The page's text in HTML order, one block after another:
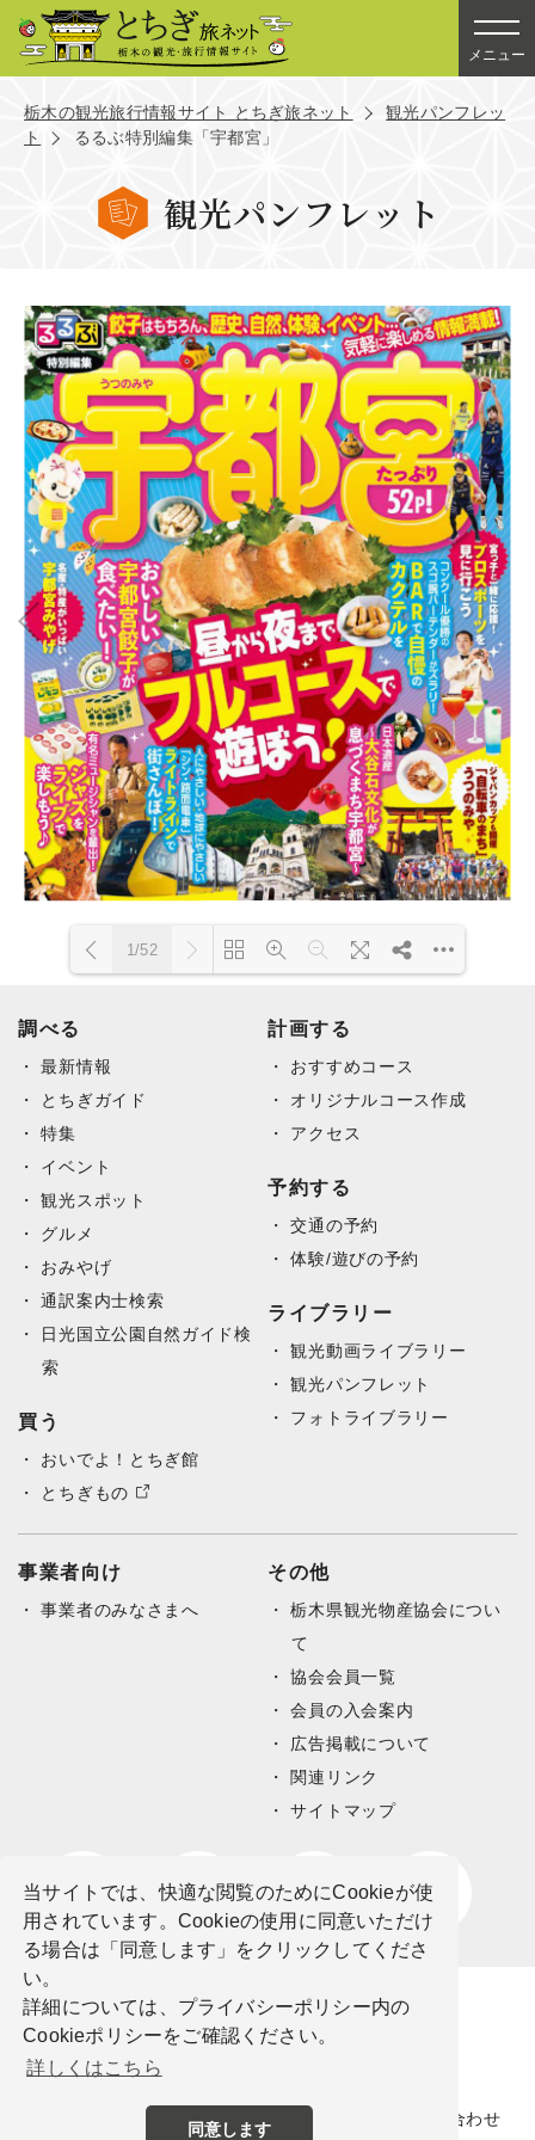
当サイトでは、快適な閲覧のためにCookieが使
用されています。Cookieの使用に同意いただけ
る場合は「同意します」をクリックしてくださ
い。
詳細については、プライバシーポリシー内の
Cookieポリシーをご確認ください。
詳しくはこちら
同意します
メニュー
栃木の観光旅行情報サイト とちぎ旅ネット
観光パンフレッ
ト
るるぶ特別編集「宇都宮」
観光パンフレット
Please wait while flipbook is
FAQs and issues please refer
DearFlip: 読み込み中 PDF
1/52
調べる
最新情報
とちぎガイド
特集
イベント
観光スポット
グルメ
おみやげ
通訳案内士検索
日光国立公園自然ガイド検
索
買う
おいでよ！とちぎ館
とちぎもの
計画する
おすすめコース
オリジナルコース作成
アクセス
予約する
交通の予約
体験/遊びの予約
ライブラリー
観光動画ライブラリー
観光パンフレット
フォトライブラリー
事業者向け
事業者のみなさまへ
その他
栃木県観光物産協会につい
て
協会会員一覧
会員の入会案内
広告掲載について
関連リンク
サイトマップ
プライバシーポリシー お問い合わせ